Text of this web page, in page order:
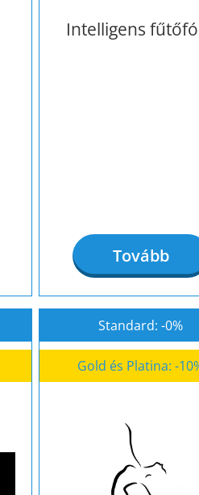
Intelligens
Tovább
Standard: -0%
Gold és Platina: -